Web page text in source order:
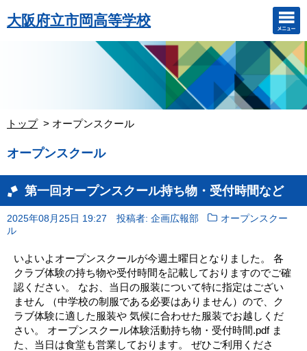
大阪府立市岡高等学校
トップ オープンスクール
オープンスクール
第一回オープンスクール持ち物・受付時間など
2025年08月25日 19:27 投稿者: 企画広報部
オープンスクー
ル
いよいよオープンスクールが今週土曜日となりました。 各
クラブ体験の持ち物や受付時間を記載しておりますのでご確
認ください。 なお、当日の服装について特に指定はござい
ません （中学校の制服である必要はありません）ので、ク
ラブ体験に適した服装や 気候に合わせた服装でお越しくだ
さい。 オープンスクール体験活動持ち物・受付時間.pdf ま
た、当日は食堂も営業しております。 ぜひご利用くださ